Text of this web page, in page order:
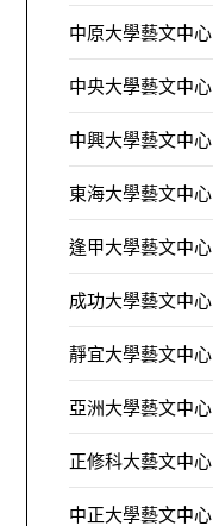
中原大學藝文中心
中央大學藝文中心
中興大學藝文中心
東海大學藝文中心
逢甲大學藝文中心
成功大學藝文中心
靜宜大學藝文中心
亞洲大學藝文中心
正修科大藝文中心
中正大學藝文中心